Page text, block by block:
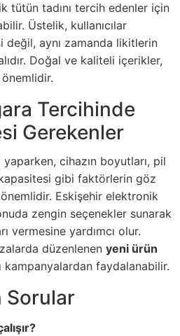
tütün tadını tercih edenler için
Üstelik, kullanıcılar
değil, aynı zamanda likitlerin
Doğal ve kaliteli içerikler,
Tercihinde
Gerekenler
cihazın boyutları, pil
gibi faktörlerin göz
Eskişehir elektronik
zengin seçenekler sunarak
vermesine yardımcı olur.
düzenlenen yeni ürün
kampanyalardan faydalanabilir.
Sorular